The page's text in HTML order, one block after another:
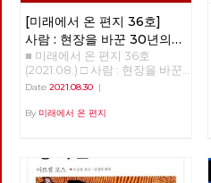
고 마음먹은 것이다. 노동당과
당대회 - 당대회는 최고의결기
관 자본주의의 구조적 한계에
‘코로나19’까지 겹친 한국사회의
전환이 필요한 시점, 노동당 정
기당대회가 열린다. 노동당은 여
와 활동성 제고 그리고 정치력
부하고 새로운 활동방식 실험과
적극적인 좌파연대 모색에 주력
정도의 시간 동안 바이러스 자체
에 대한 지식은 늘어났으며, 완
전하다고 할 수는 없지만 예방백
신과 치료제들이 만들어졌다. 또
한, 어떤 방역체계가 잘 작동하
는지 아닌 지를 판별할 수 있는
경험들도 쌓이기 시작했다. 그와
함께, 이 바이러스의 창궐이 우
리의 삶에 어떤 변화를 가져올까
단초들을 살펴보고자 한다. 코로
나 19 바이러스 팬데믹의 기원이
[미래에서 온 편지 36호]
사람 : 현장을 바꾼 30년의
실천과 연대 - 고미경
■ 미래에서 온 편지 36호
(2021.08.) □ 사람 : 현장을 바꾼
30년의 실천과 연대 - 고미경 안
온 편지 36호에서는 현장에서
“제가 가장 좋아하는 단어가 연
대예요. 그리고, 실천이고 그래
Date 2021.08.30 |
By 미래에서 온 편지